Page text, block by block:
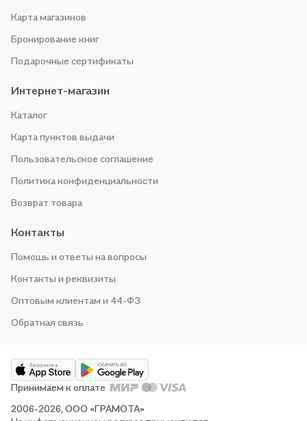
Карта магазинов
Бронирование книг
Подарочные сертификаты
Интернет-магазин
Каталог
Карта пунктов выдачи
Пользовательское соглашение
Политика конфиденциальности
Возврат товара
Контакты
Помощь и ответы на вопросы
Контакты и реквизиты
Оптовым клиентам и 44-ФЗ
Обратная связь
2006-2026, ООО «ГРАМОТА»
Принимаем к оплате